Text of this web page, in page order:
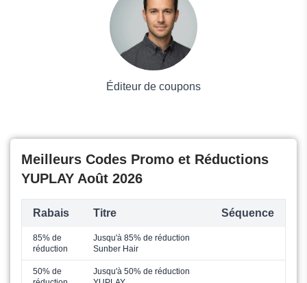
Éditeur de coupons
Meilleurs Codes Promo et Réductions
YUPLAY Août 2026
Rabais Titre Séquence
85% de
réduction
Jusqu'à 85% de réduction
Sunber Hair
50% de
Jusqu'à 50% de réduction